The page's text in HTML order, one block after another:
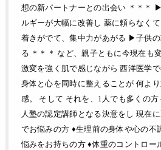
想の新パートナーとの出会い ＊＊＊
ルギーが大幅に改善し 薬に頼らなく
着きがでて、集中力があがる ▶︎子供
る ＊＊＊ など、親子ともに今現在も
激変を強く肌で感じながら 西洋医学で
身体と心を同時に整えることが 何よ
感。 そして それを、1人でも多くの
人塾の認定講師となる決意をし 現在
でお悩みの方 ♦生理前の身体や心の不
悩みをお持ちの方 ♦体重のコントロー